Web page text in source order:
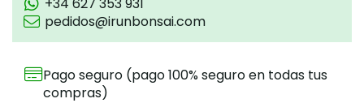
pedidos@irunbonsai.com
Pago seguro (pago 100% seguro en todas tus
compras)